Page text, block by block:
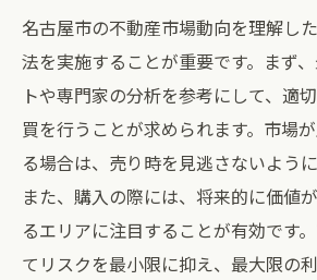
名古屋市の不動産市場動向を理解し
法を実施することが重要です。まず
トや専門家の分析を参考にして、適
買を行うことが求められます。市場
る場合は、売り時を見逃さないよう
また、購入の際には、将来的に価値
るエリアに注目することが有効です
てリスクを最小限に抑え、最大限の